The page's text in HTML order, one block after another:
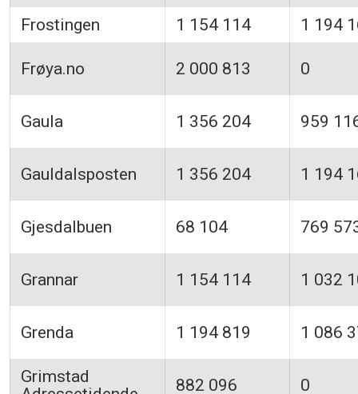
Frostingen 1 154 114 1 194
Frøya.no 2 000 813 0
Gaula 1 356 204 959
Gauldalsposten 1 356 204 1 194
Gjesdalbuen 68 104 769
Grannar 1 154 114 1 032
Grenda 1 194 819 1 086
Grimstad
882 096 0